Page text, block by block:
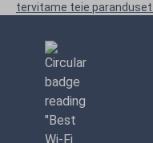
tervitame teie